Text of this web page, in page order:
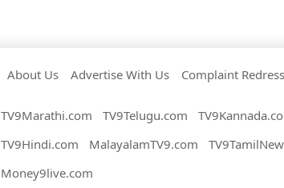
About Us Advertise With Us Complaint
TV9Marathi.com TV9Telugu.com
TV9Hindi.com
MalayalamTV9.com
Money9live.com